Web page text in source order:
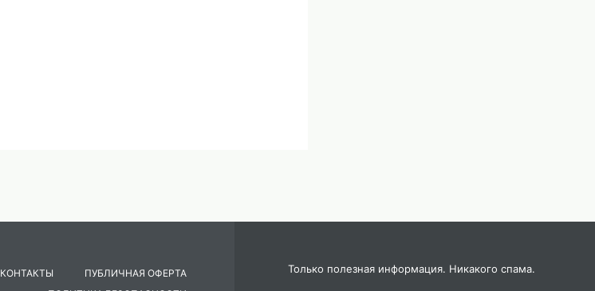
КОНТАКТЫ
ПУБЛИЧНАЯ ОФЕРТА
Только полезная информация. Никакого спама.